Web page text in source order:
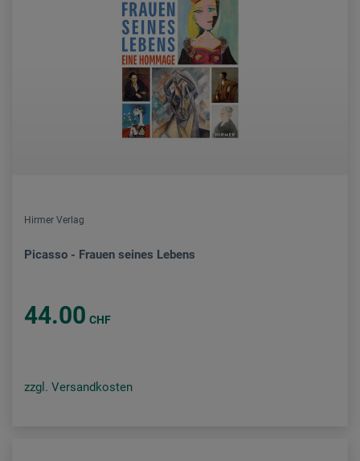
Hirmer Verlag
Picasso - Frauen seines Lebens
44.00 CHF
zzgl. Versandkosten